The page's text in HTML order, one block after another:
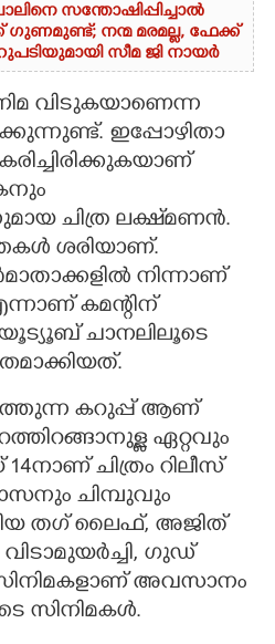
സന്തോഷിപ്പിച്ചാൽ
ഗുണമുണ്ട്; നന്മ മരമല്ല, ഫേക്ക്
സീമ ജി നായർ
വിടുകയാണെന്ന
ഇപ്പോഴിതാ
ചിത്ര ലക്ഷ്‌മണൻ.
ശരിയാണ്.
നിന്നാണ്
കമന്റിന്
യൂട്യൂബ് ചാനലിലൂടെ
കറുപ്പ് ആണ്
ഏറ്റവും
ചിത്രം റിലീസ്
ചിമ്പുവും
തഗ് ലൈഫ്, അജിത്
ഗുഡ്
അവസാനം
സിനിമകൾ.